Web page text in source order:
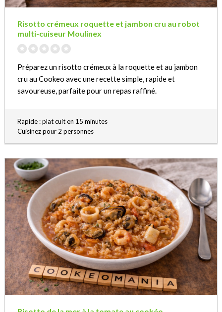
Risotto crémeux roquette et jambon cru au robot
multi-cuiseur Moulinex
Préparez un risotto crémeux à la roquette et au jambon
cru au Cookeo avec une recette simple, rapide et
savoureuse, parfaite pour un repas raffiné.
Rapide : plat cuit en 15 minutes
Cuisinez pour 2 personnes